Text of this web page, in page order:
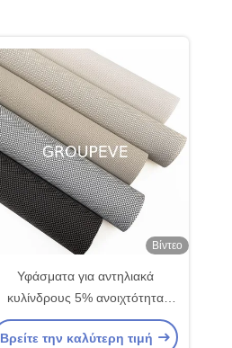
Βίντεο
Υφάσματα για αντηλιακά
κυλίνδρους 5% ανοιχτότητα
Εξωτερικά παραθυράκια
Υφάσματα
Βρείτε την καλύτερη τιμή